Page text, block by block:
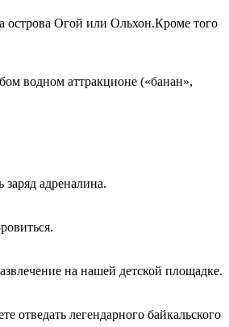
острова Огой или Ольхон.Кроме того
водном аттракционе («банан»,
адреналина.
на нашей детской площадке.
отведать легендарного байкальского